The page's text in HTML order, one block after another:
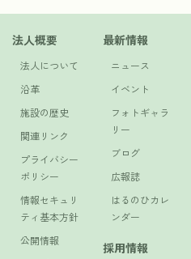
法人概要
法人について
沿革
施設の歴史
関連リンク
プライバシー
ポリシー
情報セキュリ
ティ基本方針
公開情報
最新情報
ニュース
イベント
フォトギャラ
リー
ブログ
広報誌
はるのひカレ
ンダー
採用情報